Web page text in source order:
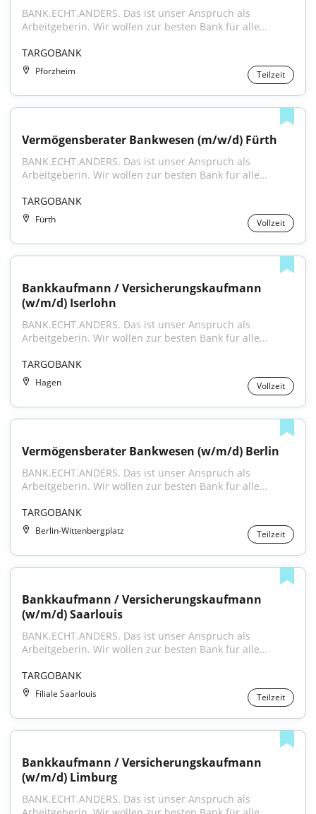
BANK.ECHT.ANDERS. Das ist unser Anspruch als
Arbeitgeberin. Wir wollen zur besten Bank für alle...
TARGOBANK
Pforzheim Teilzeit
Vermögensberater Bankwesen (m/w/d) Fürth
BANK.ECHT.ANDERS. Das ist unser Anspruch als
Arbeitgeberin. Wir wollen zur besten Bank für alle...
TARGOBANK
Fürth Vollzeit
Bankkaufmann / Versicherungskaufmann
(w/m/d) Iserlohn
BANK.ECHT.ANDERS. Das ist unser Anspruch als
Arbeitgeberin. Wir wollen zur besten Bank für alle...
TARGOBANK
Hagen Vollzeit
Vermögensberater Bankwesen (w/m/d) Berlin
BANK.ECHT.ANDERS. Das ist unser Anspruch als
Arbeitgeberin. Wir wollen zur besten Bank für alle...
TARGOBANK
Berlin-Wittenbergplatz Teilzeit
Bankkaufmann / Versicherungskaufmann
(w/m/d) Saarlouis
BANK.ECHT.ANDERS. Das ist unser Anspruch als
Arbeitgeberin. Wir wollen zur besten Bank für alle...
TARGOBANK
Filiale Saarlouis Teilzeit
Bankkaufmann / Versicherungskaufmann
(w/m/d) Limburg
BANK.ECHT.ANDERS. Das ist unser Anspruch als